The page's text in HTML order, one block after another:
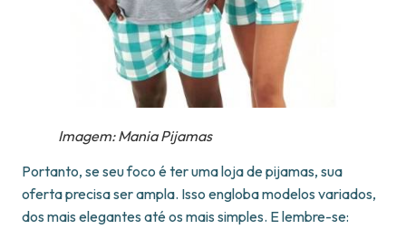
Imagem: Mania Pijamas
Portanto, se seu foco é ter uma loja de pijamas, sua
oferta precisa ser ampla. Isso engloba modelos variados,
dos mais elegantes até os mais simples. E lembre-se: